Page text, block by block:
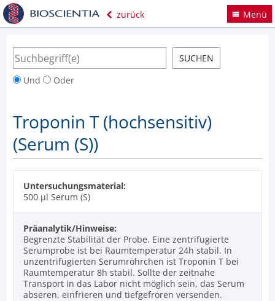
zurück Menü
Und Oder
Troponin T (hochsensitiv)
(Serum (S))
Untersuchungsmaterial:
500 µl Serum (S)
Präanalytik/Hinweise:
Begrenzte Stabilität der Probe. Eine zentrifugierte
Serumprobe ist bei Raumtemperatur 24h stabil. In
unzentrifugierten Serumröhrchen ist Troponin T bei
Raumtemperatur 8h stabil. Sollte der zeitnahe
Transport in das Labor nicht möglich sein, das Serum
abseren, einfrieren und tiefgefroren versenden.